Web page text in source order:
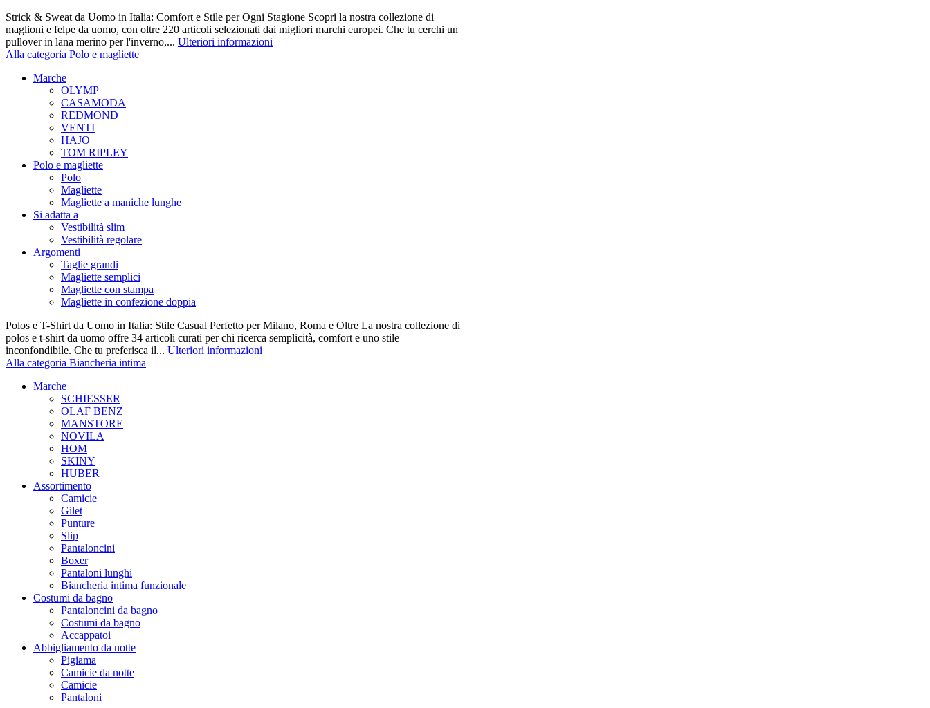
Strick & Sweat da Uomo in Italia: Comfort e Stile per Ogni Stagione Scopri la nostra collezione di
maglioni e felpe da uomo, con oltre 220 articoli selezionati dai migliori marchi europei. Che tu cerchi un
pullover in lana merino per l'inverno,... Ulteriori informazioni
Alla categoria Polo e magliette
Marche
OLYMP
CASAMODA
REDMOND
VENTI
HAJO
TOM RIPLEY
Polo e magliette
Polo
Magliette
Magliette a maniche lunghe
Si adatta a
Vestibilità slim
Vestibilità regolare
Argomenti
Taglie grandi
Magliette semplici
Magliette con stampa
Magliette in confezione doppia
Polos e T-Shirt da Uomo in Italia: Stile Casual Perfetto per Milano, Roma e Oltre La nostra collezione di
polos e t-shirt da uomo offre 34 articoli curati per chi ricerca semplicità, comfort e uno stile
inconfondibile. Che tu preferisca il... Ulteriori informazioni
Alla categoria Biancheria intima
Marche
SCHIESSER
OLAF BENZ
MANSTORE
NOVILA
HOM
SKINY
HUBER
Assortimento
Camicie
Gilet
Punture
Slip
Pantaloncini
Boxer
Pantaloni lunghi
Biancheria intima funzionale
Costumi da bagno
Pantaloncini da bagno
Costumi da bagno
Accappatoi
Abbigliamento da notte
Pigiama
Camicie da notte
Camicie
Pantaloni